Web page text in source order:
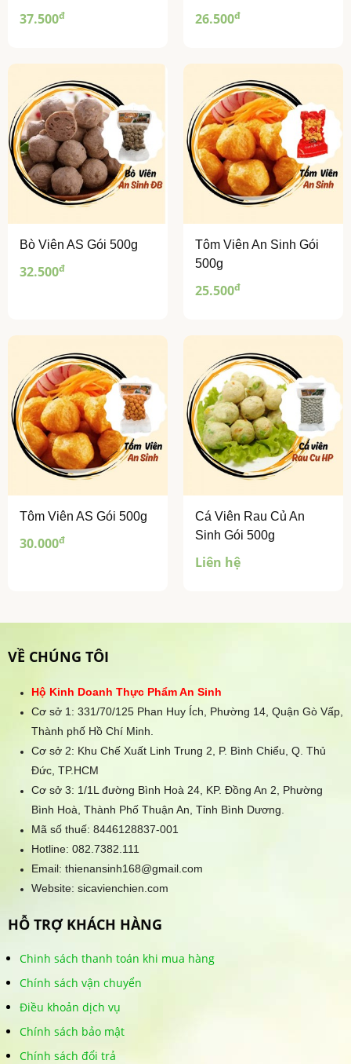
37.500đ 26.500đ
Bò Viên AS Gói 500g
32.500đ
Tôm Viên An Sinh Gói
500g
25.500đ
Tôm Viên AS Gói 500g
30.000đ
Cá Viên Rau Củ An
Sinh Gói 500g
Liên hệ
VỀ CHÚNG TÔI
Hộ Kinh Doanh Thực Phẩm An Sinh
Cơ sở 1: 331/70/125 Phan Huy Ích, Phường 14, Quận Gò Vấp,
Thành phố Hồ Chí Minh.
Cơ sở 2: Khu Chế Xuất Linh Trung 2, P. Bình Chiểu, Q. Thủ
Đức, TP.HCM
Cơ sở 3: 1/1L đường Bình Hoà 24, KP. Đồng An 2, Phường
Bình Hoà, Thành Phố Thuận An, Tỉnh Bình Dương.
Mã số thuế: 8446128837-001
Hotline: 082.7382.111
Email: thienansinh168@gmail.com
Website: sicavienchien.com
HỖ TRỢ KHÁCH HÀNG
Chinh sách thanh toán khi mua hàng
Chính sách vận chuyển
Điều khoản dịch vụ
Chính sách bảo mật
Chính sách đổi trả